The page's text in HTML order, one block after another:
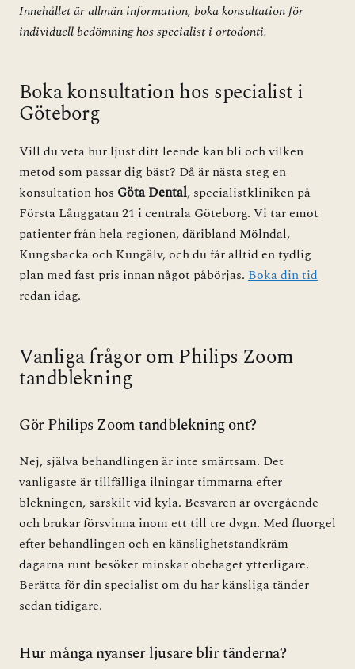
Innehållet är allmän information, boka konsultation för
individuell bedömning hos specialist i ortodonti.
Boka konsultation hos specialist i
Göteborg
Vill du veta hur ljust ditt leende kan bli och vilken
metod som passar dig bäst? Då är nästa steg en
konsultation hos Göta Dental, specialistkliniken på
Första Långgatan 21 i centrala Göteborg. Vi tar emot
patienter från hela regionen, däribland Mölndal,
Kungsbacka och Kungälv, och du får alltid en tydlig
plan med fast pris innan något påbörjas. Boka din tid
redan idag.
Vanliga frågor om Philips Zoom
tandblekning
Gör Philips Zoom tandblekning ont?
Nej, själva behandlingen är inte smärtsam. Det
vanligaste är tillfälliga ilningar timmarna efter
blekningen, särskilt vid kyla. Besvären är övergående
och brukar försvinna inom ett till tre dygn. Med fluorgel
efter behandlingen och en känslighetstandkräm
dagarna runt besöket minskar obehaget ytterligare.
Berätta för din specialist om du har känsliga tänder
sedan tidigare.
Hur många nyanser ljusare blir tänderna?